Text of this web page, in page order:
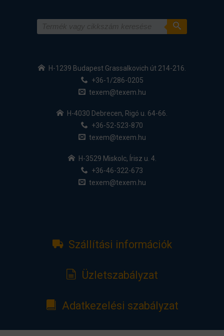
H-1239 Budapest Grassalkovich út 214-216.
+36-1/286-0205
texem@texem.hu
H-4030 Debrecen, Rigó u. 64-66.
+36-52-523-870
texem@texem.hu
H-3529 Miskolc, Írisz u. 4.
+36-46-322-673
texem@texem.hu
Szállítási információk
Üzletszabályzat
Adatkezelési szabályzat